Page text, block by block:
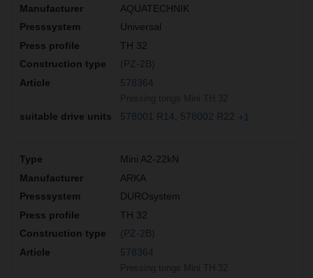
AQUATECHNIK
Universal
TH 32
(PZ-2B)
578364
578001 R14 578002 R22 +1
Mini A2-22kN
ARKA
DUROsystem
TH 32
(PZ-2B)
578364